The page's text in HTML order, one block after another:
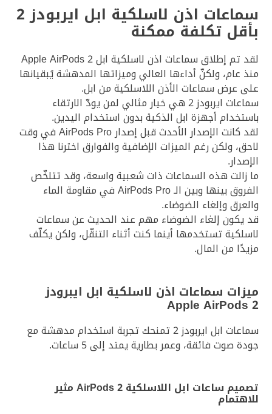
سماعات اذن لاسلكية ابل ايربودز 2
بأقل تكلفة ممكنة
لقد تم إطلاق سماعات اذن لاسلكية ابل Apple AirPods 2
منذ عام، ولكنّ أداءها العالي وميزاتها المدهشة يُبقيانها
على عرض سماعات الأذن اللاسلكية من ابل.
سماعات ايربودز 2 هي خيار مثالي لمن يودّ الارتقاء
باستخدام أجهزة ابل الذكية بدون استخدام اليدين.
لقد كانت الإصدار الأحدث قبل إصدار AirPods Pro في وقت
لاحق، ولكن رغم الميزات الإضافية والفوارق اخترنا هذا
الإصدار.
ما زالت هذه السماعات ذات شعبية واسعة، وقد تتلخّص
الفروق بينها وبين الـ AirPods Pro في مقاومة الماء
والعرق وإلغاء الضوضاء.
قد يكون إلغاء الضوضاء مهم عند الحديث عن سماعات
لاسلكية تستخدمها أينما كنت أثناء التنقّل، ولكن يكلّف
مزيدًا من المال.
ميزات سماعات اذن لاسلكية ابل ايبرودز
Apple AirPods 2
سماعات ابل ايربودز 2 تمنحك تجربة استخدام مدهشة مع
جودة صوت فائقة، وعمر بطارية يمتد إلى 5 ساعات.
تصميم ساعات ابل اللاسلكية AirPods 2 مثير
للاهتمام